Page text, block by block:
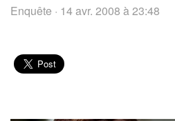
Enquête · 14 avr. 2008 à 23:48